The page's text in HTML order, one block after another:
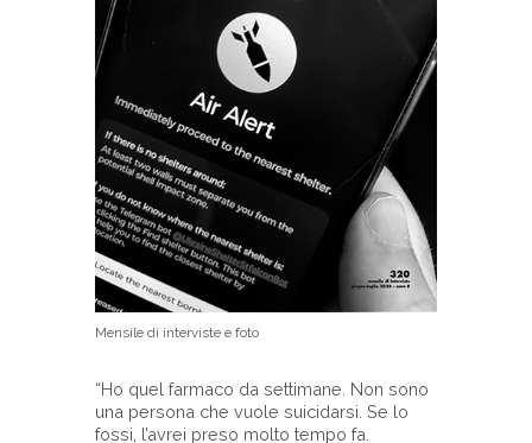
Mensile di interviste e foto
“Ho quel farmaco da settimane. Non sono
una persona che vuole suicidarsi. Se lo
fossi, l’avrei preso molto tempo fa.